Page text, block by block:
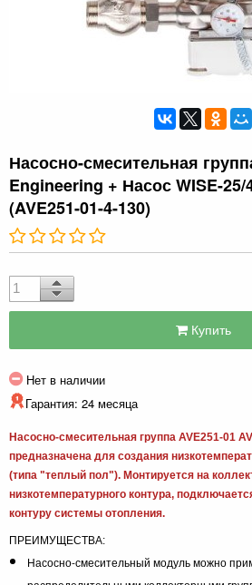
Насосно-смесительная
Engineering + Насос WISE-25/
(AVE251-01-4-130)
Купить
Нет в наличии
Гарантия: 24 месяца
Насосно-смесительная группа AVE251-01
предназначена для создания
(типа "теплый пол"). Монтируется на
низкотемпературного контура,
контуру системы отопления.
ПРЕИМУЩЕСТВА:
Насосно-смесительный модуль можно